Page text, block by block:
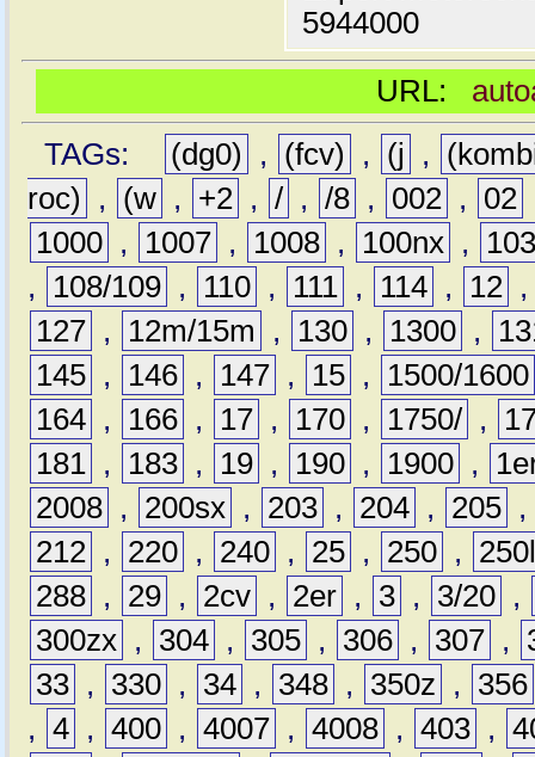
5944000
URL:
TAGs:
(dg0) , (fcv) , (j ,
roc)
, (w , +2 , / , /8 , 002 , 02
1000 , 1007 , 1008 , 100nx ,
,
108/109 , 110 , 111 , 114 , 12
127 , 12m/15m , 130 , 1300 ,
145 , 146 , 147 , 15 ,
1500/1600
164 , 166 , 17 , 170 , 1750/ ,
181 , 183 , 19 , 190 , 1900 ,
2008 , 200sx , 203 , 204 , 205 ,
212 , 220 , 240 , 25 , 250 ,
288 , 29 , 2cv , 2er , 3 , 3/20 ,
300zx , 304 , 305 , 306 , 307 ,
33 , 330 , 34 , 348 , 350z ,
356
, 4 , 400 , 4007 , 4008 , 403 ,